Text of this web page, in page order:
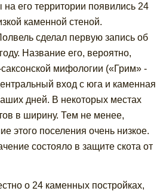
его территории появились 24
каменной стеной.
сделал первую запись об
Название его, вероятно,
мифологии («Грим» -
вход с юга и каменная
дней. В некоторых местах
в ширину. Тем не менее,
этого поселения очень низкое.
состояло в защите скота от
о 24 каменных постройках,